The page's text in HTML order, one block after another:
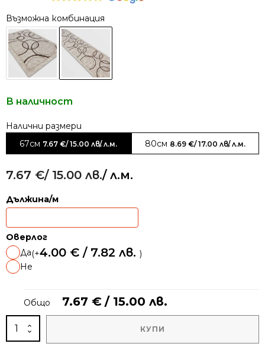
Възможна комбинация
В наличност
67см 7.67€/ 15.00 лв./ л.м. 80см 8.69 €/ 17.00 лв./ л.м.
7.67 €/ 15.00 лв./ л.м.
Дължина/м
Оверлог
Да(+4.00 € / 7.82 лв. )
Не
Общо 7.67 € / 15.00 лв.
количество
за
КУПИ
Alternative: